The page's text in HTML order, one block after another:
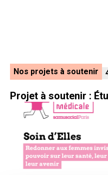
Nos projets à soutenir
Projet à soutenir :